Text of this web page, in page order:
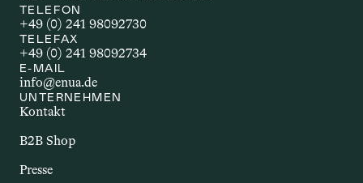
AUTOIMMUNERKR
ANKUNG
chronische Störungen, bei denen das
TELEFON
+49 (0) 241 98092730
TELEFAX
+49 (0) 241 98092734
E-MAIL
info@enua.de
UNTERNEHMEN
Kontakt
B2B Shop
Presse